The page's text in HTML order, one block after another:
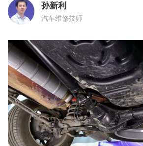
孙新利
汽车维修技师